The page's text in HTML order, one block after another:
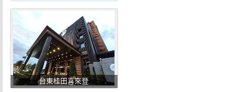
台東桂田喜來登